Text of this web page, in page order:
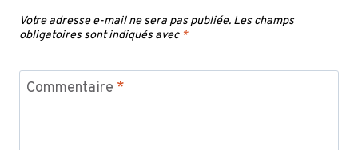
Votre adresse e-mail ne sera pas publiée. Les champs
obligatoires sont indiqués avec *
Commentaire *